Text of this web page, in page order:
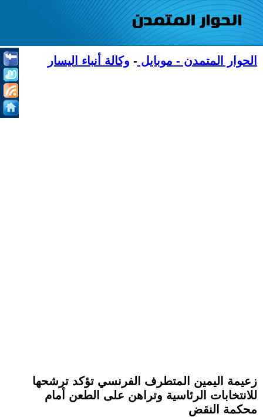
الحوار المتمدن - موبايل - وكالة أنباء اليسار
زعيمة اليمين المتطرف الفرنسي تؤكد ترشحها
للانتخابات الرئاسية وتراهن على الطعن أمام
محكمة النقض